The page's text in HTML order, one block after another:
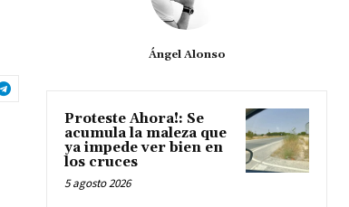
Ángel Alonso
Proteste Ahora!: Se
acumula la maleza que
ya impede ver bien en
los cruces
5 agosto 2026